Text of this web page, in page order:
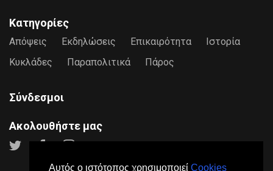
Αυτός ο ιστότοπος χρησιμοποιεί Cookies
Κατηγορίες
Απόψεις Εκδηλώσεις Επικαιρότητα
Ιστορία
Κυκλάδες
Παραπολιτικά Πάρος
Σύνδεσμοι
Ακολουθήστε μας